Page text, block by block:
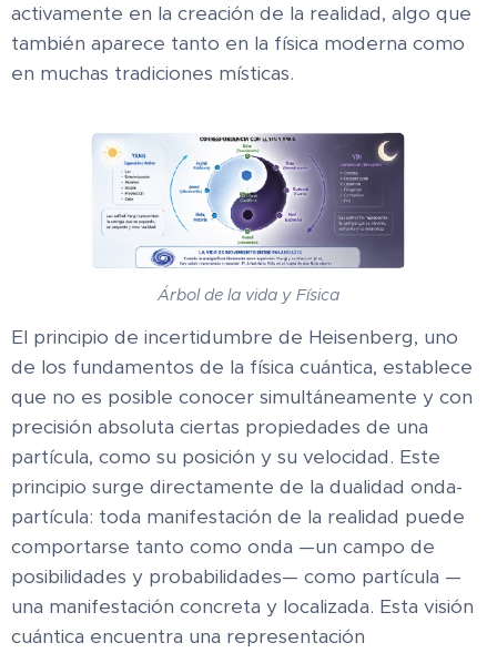
activamente en la creación de la realidad, algo que
también aparece tanto en la física moderna como
en muchas tradiciones místicas.
Árbol de la vida y Física
El principio de incertidumbre de Heisenberg, uno
de los fundamentos de la física cuántica, establece
que no es posible conocer simultáneamente y con
precisión absoluta ciertas propiedades de una
partícula, como su posición y su velocidad. Este
principio surge directamente de la dualidad onda-
partícula: toda manifestación de la realidad puede
comportarse tanto como onda —un campo de
posibilidades y probabilidades— como partícula —
una manifestación concreta y localizada. Esta visión
cuántica encuentra una representación